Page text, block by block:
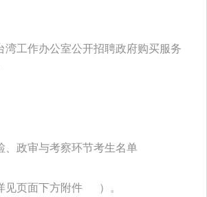
湾工作办公室公开招聘政府购买服务
、政审与考察环节考生名单
见页面下方附件 ）。